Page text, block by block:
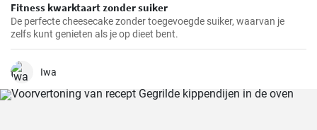
Fitness kwarktaart zonder suiker
De perfecte cheesecake zonder toegevoegde suiker, waarvan je
zelfs kunt genieten als je op dieet bent.
Iwa